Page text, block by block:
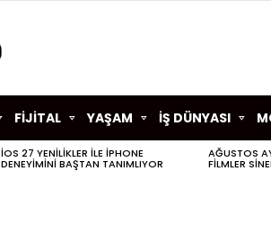
FİJİTAL YAŞAM İŞ DÜNYASI
IOS 27 YENILIKLER ILE IPHONE
DENEYIMINI BAŞTAN TANIMLIYOR
AĞUSTOS
FILMLER